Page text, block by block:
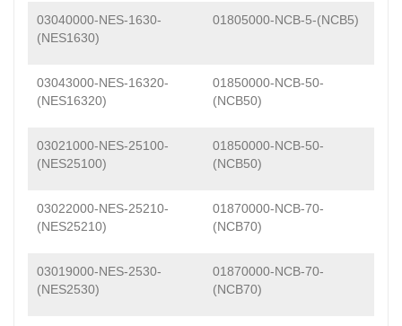
03040000-NES-1630-
(NES1630)
01805000-NCB-5-(NCB5)
03043000-NES-16320-
(NES16320)
01850000-NCB-50-
(NCB50)
03021000-NES-25100-
(NES25100)
01850000-NCB-50-
(NCB50)
03022000-NES-25210-
(NES25210)
01870000-NCB-70-
(NCB70)
03019000-NES-2530-
(NES2530)
01870000-NCB-70-
(NCB70)